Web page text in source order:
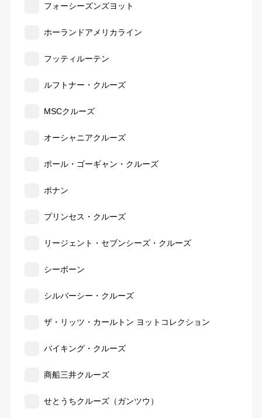
フォーシーズンズヨット
ホーランドアメリカライン
フッティルーテン
ルフトナー・クルーズ
MSCクルーズ
オーシャニアクルーズ
ポール・ゴーギャン・クルーズ
ポナン
プリンセス・クルーズ
リージェント・セブンシーズ・クルーズ
シーボーン
シルバーシー・クルーズ
ザ・リッツ・カールトン ヨットコレクション
バイキング・クルーズ
商船三井クルーズ
せとうちクルーズ（ガンツウ）